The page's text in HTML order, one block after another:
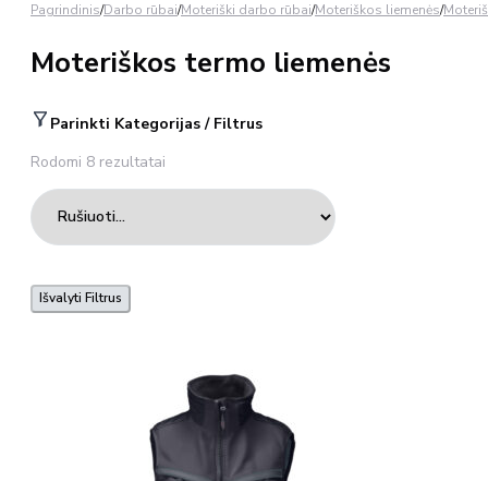
Pagrindinis/Darbo rūbai/Moteriški darbo rūbai/Moteriškos liemenės/
Moteriškos termo liemenės
Parinkti Kategorijas / Filtrus
Rodomi 8 rezultatai
Išvalyti Filtrus